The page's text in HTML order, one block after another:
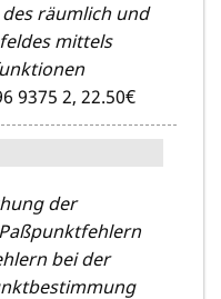
räumlich und
mittels
9375 2, 22.50€
der
bei der